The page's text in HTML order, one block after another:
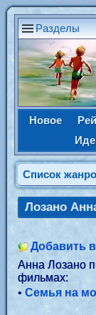
Разделы
Новое
Список
Лозано
Добавить
Анна Лозано
фильмах:
•Семья на